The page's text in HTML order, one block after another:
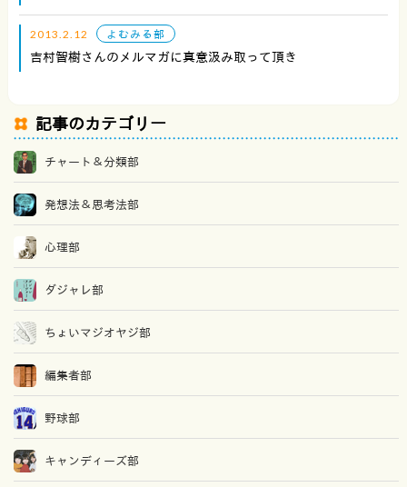
2013.2.12 よむみる部
吉村智樹さんのメルマガに真意汲み取って頂き
記事のカテゴリー
チャート＆分類部
発想法＆思考法部
心理部
ダジャレ部
ちょいマジオヤジ部
編集者部
野球部
キャンディーズ部